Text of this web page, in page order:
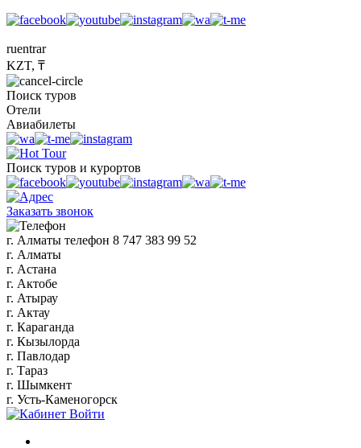
ruentrar
KZT, ₸
Поиск туров
Отели
Авиабилеты
Поиск туров и курортов
Заказать звонок
г. Алматы телефон 8 747 383 99 52
г. Алматы
г. Астана
г. Актобе
г. Атырау
г. Актау
г. Караганда
г. Кызылорда
г. Павлодар
г. Тараз
г. Шымкент
г. Усть-Каменогорск
Войти